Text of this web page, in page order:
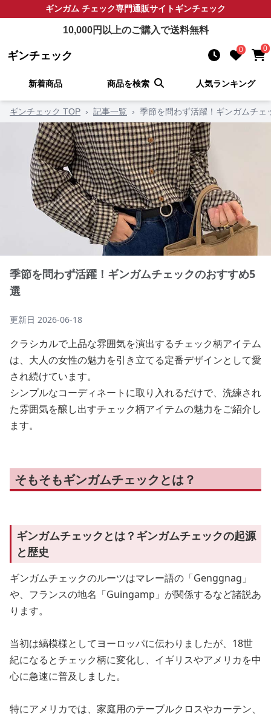
ギンガム チェック専門通販サイトギンチェック
10,000円以上のご購入で送料無料
ギンチェック 0 0
新着商品 商品を検索 人気ランキング
ギンチェック TOP › 記事一覧 › 季節を問わず活躍！ギンガムチェ
季節を問わず活躍！ギンガムチェックのおすすめ5
選
更新日 2026-06-18
クラシカルで上品な雰囲気を演出するチェック柄アイテム
は、大人の女性の魅力を引き立てる定番デザインとして愛
され続けています。
シンプルなコーディネートに取り入れるだけで、洗練され
た雰囲気を醸し出すチェック柄アイテムの魅力をご紹介し
ます。
そもそもギンガムチェックとは？
ギンガムチェックとは？ギンガムチェックの起源
と歴史
ギンガムチェックのルーツはマレー語の「Genggnag」
や、フランスの地名「Guingamp」が関係するなど諸説あ
ります。
当初は縞模様としてヨーロッパに伝わりましたが、18世
紀になるとチェック柄に変化し、イギリスやアメリカを中
心に急速に普及しました。
特にアメリカでは、家庭用のテーブルクロスやカーテン、